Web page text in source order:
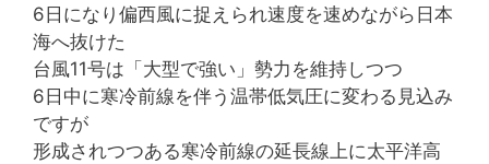
6日になり偏西風に捉えられ速度を速めながら日本
海へ抜けた
台風11号は「大型で強い」勢力を維持しつつ
6日中に寒冷前線を伴う温帯低気圧に変わる見込み
ですが
形成されつつある寒冷前線の延長線上に太平洋高